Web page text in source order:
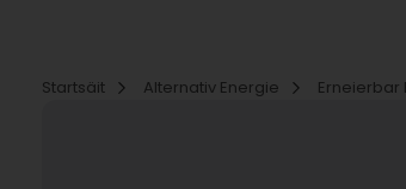
Startsäit
Alternativ Energie Erneierbar